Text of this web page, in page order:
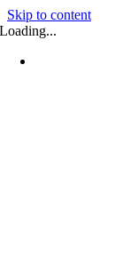
Skip to content
Loading...